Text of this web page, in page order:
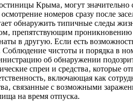
Крыма‚ могут
номеров сразу после
обнаружить типичные следы
препятствующим проникновению
в другую. Если есть
чистоты и порядка в
об обнаружении
спреи и средства‚
включающая как
связанные с возможными
на время отпуска.